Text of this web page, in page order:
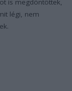
is megdöntöttek,
légi, nem